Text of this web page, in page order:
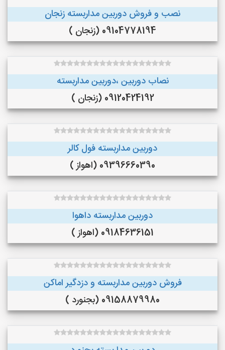
نصب و فروش دوربین مداربسته زنجان
09104778194 (زنجان )
نصاب دوربین ،دوربین مداربسته
09120424192 (زنجان )
دوربین مداربسته فول کالر
09396660390 (اهواز )
دوربین مداربسته داهوا
09184636151 (اهواز )
فروش دوربین مداربسته و دزدگیر اماکن
09158879980 (بجنورد )